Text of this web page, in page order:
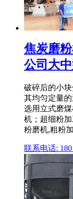
焦炭磨
公司大
破碎后的小
其均匀定量
选用立式磨
机；超细粉
粉磨机,粗粉
联系电话: 180